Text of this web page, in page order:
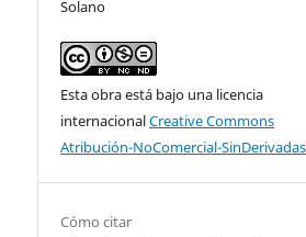
Solano
Esta obra está bajo una licencia
internacionalCreative Commons
Atribución-NoComercial-
Cómo citar